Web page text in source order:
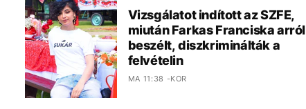
Vizsgálatot indított az SZFE,
miután Farkas Franciska arról
beszélt, diszkriminálták a
felvételin
MA 11:38 -KOR